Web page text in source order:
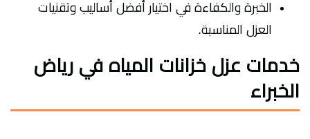
الخبرة والكفاءة في اختيار أفضل أساليب وتقنيات
العزل المناسبة.
خدمات عزل خزانات المياه في رياض
الخبراء